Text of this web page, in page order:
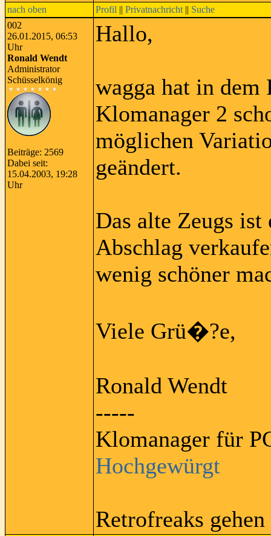
nach oben Profil || Privatnachricht || Suche
002
26.01.2015, 06:53
Uhr
Ronald Wendt
Administrator
Schüsselkönig
Beiträge: 2569
Dabei seit:
15.04.2003, 19:28
Uhr
Hallo,
wagga hat in dem
Klomanager 2
möglichen
geändert.
Das alte Zeugs ist
Abschlag
wenig schöner
Viele Grü�?e,
Ronald Wendt
-----
Klomanager für
Hochgewürgt
Retrofreaks